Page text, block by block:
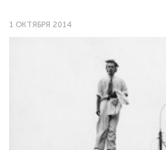
1 ОКТЯБРЯ 2014